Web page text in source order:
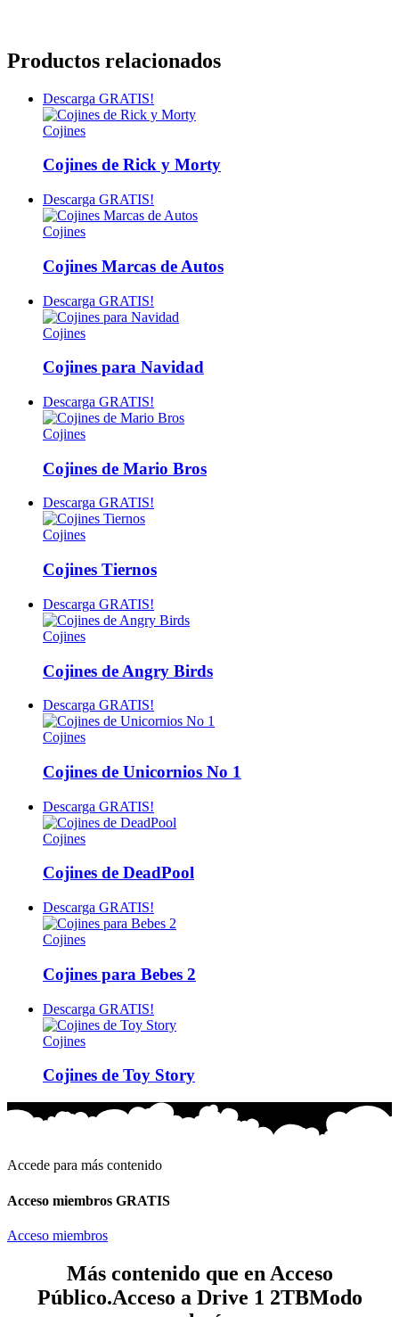
Productos relacionados
Descarga GRATIS!
Cojines
Cojines de Rick y Morty
Descarga GRATIS!
Cojines
Cojines Marcas de Autos
Descarga GRATIS!
Cojines
Cojines para Navidad
Descarga GRATIS!
Cojines
Cojines de Mario Bros
Descarga GRATIS!
Cojines
Cojines Tiernos
Descarga GRATIS!
Cojines
Cojines de Angry Birds
Descarga GRATIS!
Cojines
Cojines de Unicornios No 1
Descarga GRATIS!
Cojines
Cojines de DeadPool
Descarga GRATIS!
Cojines
Cojines para Bebes 2
Descarga GRATIS!
Cojines
Cojines de Toy Story
Accede para más contenido
Acceso miembros GRATIS
Acceso miembros
Más contenido que en Acceso
Público.Acceso a Drive 1 2TBModo